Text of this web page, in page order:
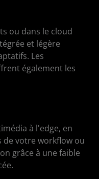
ou dans le cloud
et légère
Les
également les
à l'edge, en
votre workflow ou
grâce à une faible